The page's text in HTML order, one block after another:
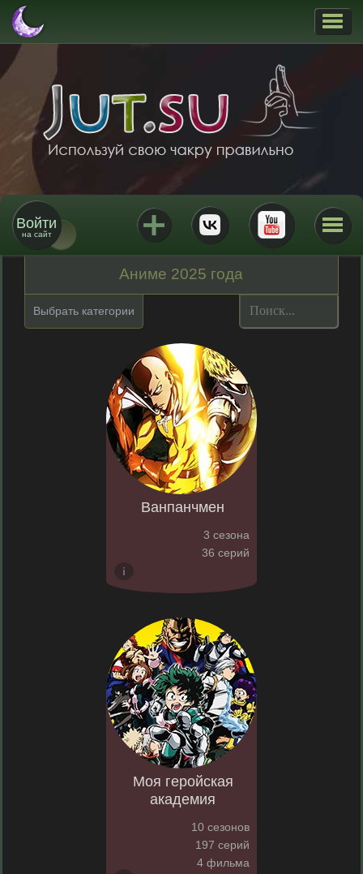
Войти
на сайт
Аниме 2025 года
Выбрать категории
Ванпанчмен
3 сезона
36 серий
Моя геройская
академия
10 сезонов
197 серий
4 фильма